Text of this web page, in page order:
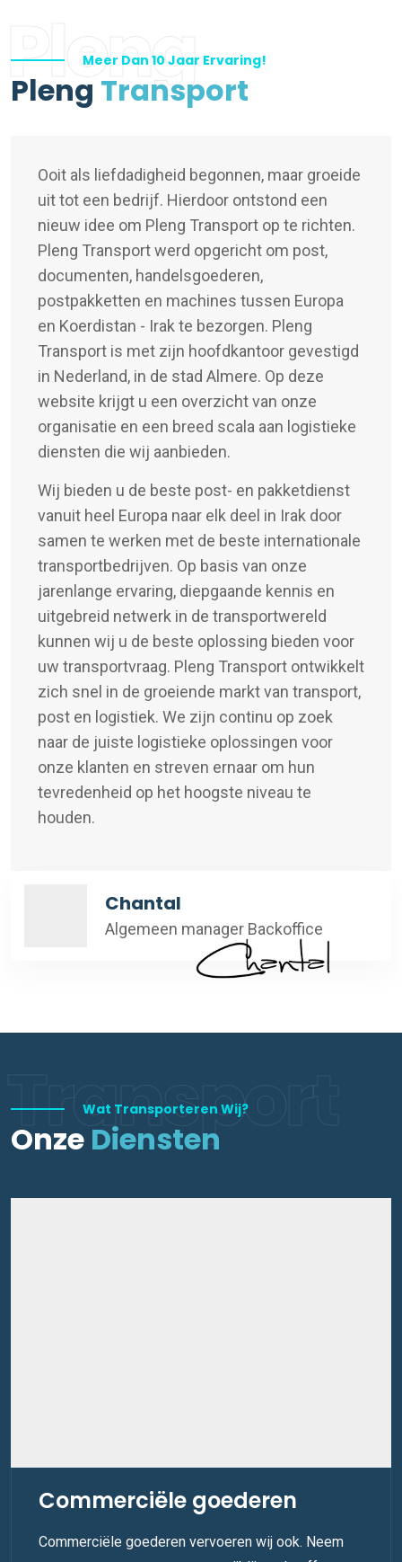
Pleng
Meer Dan 10 Jaar Ervaring!
Pleng Transport
Ooit als liefdadigheid begonnen, maar groeide
uit tot een bedrijf. Hierdoor ontstond een
nieuw idee om Pleng Transport op te richten.
Pleng Transport werd opgericht om post,
documenten, handelsgoederen,
postpakketten en machines tussen Europa
en Koerdistan - Irak te bezorgen. Pleng
Transport is met zijn hoofdkantoor gevestigd
in Nederland, in de stad Almere. Op deze
website krijgt u een overzicht van onze
organisatie en een breed scala aan logistieke
diensten die wij aanbieden.
Wij bieden u de beste post- en pakketdienst
vanuit heel Europa naar elk deel in Irak door
samen te werken met de beste internationale
transportbedrijven. Op basis van onze
jarenlange ervaring, diepgaande kennis en
uitgebreid netwerk in de transportwereld
kunnen wij u de beste oplossing bieden voor
uw transportvraag. Pleng Transport ontwikkelt
zich snel in de groeiende markt van transport,
post en logistiek. We zijn continu op zoek
naar de juiste logistieke oplossingen voor
onze klanten en streven ernaar om hun
tevredenheid op het hoogste niveau te
houden.
Chantal
Algemeen manager Backoffice
Transport
Wat Transporteren Wij?
Onze Diensten
Commerciële goederen
Commerciële goederen vervoeren wij ook. Neem